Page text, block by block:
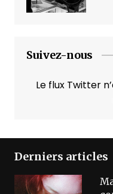
Suivez-nous
Le flux Twitter
Derniers articles